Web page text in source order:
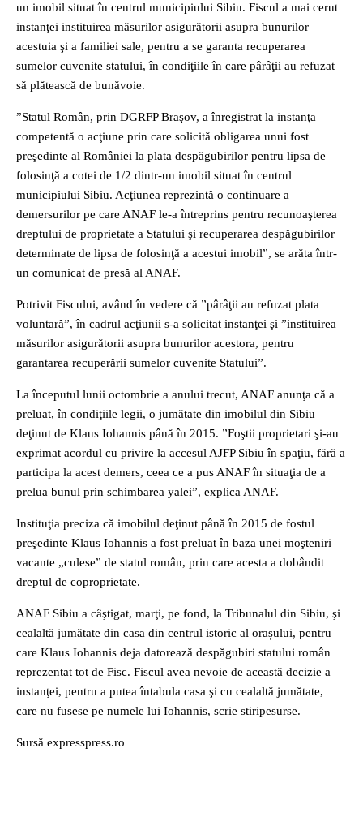
un imobil situat în centrul municipiului Sibiu. Fiscul a mai cerut
instanţei instituirea măsurilor asigurătorii asupra bunurilor
acestuia şi a familiei sale, pentru a se garanta recuperarea
sumelor cuvenite statului, în condiţiile în care pârâţii au refuzat
să plătească de bunăvoie.
”Statul Român, prin DGRFP Braşov, a înregistrat la instanţa
competentă o acţiune prin care solicită obligarea unui fost
preşedinte al României la plata despăgubirilor pentru lipsa de
folosinţă a cotei de 1/2 dintr-un imobil situat în centrul
municipiului Sibiu. Acţiunea reprezintă o continuare a
demersurilor pe care ANAF le-a întreprins pentru recunoaşterea
dreptului de proprietate a Statului şi recuperarea despăgubirilor
determinate de lipsa de folosinţă a acestui imobil”, se arăta într-
un comunicat de presă al ANAF.
Potrivit Fiscului, având în vedere că ”pârâţii au refuzat plata
voluntară”, în cadrul acţiunii s-a solicitat instanţei şi ”instituirea
măsurilor asigurătorii asupra bunurilor acestora, pentru
garantarea recuperării sumelor cuvenite Statului”.
La începutul lunii octombrie a anului trecut, ANAF anunţa că a
preluat, în condiţiile legii, o jumătate din imobilul din Sibiu
deţinut de Klaus Iohannis până în 2015. ”Foştii proprietari şi-au
exprimat acordul cu privire la accesul AJFP Sibiu în spaţiu, fără a
participa la acest demers, ceea ce a pus ANAF în situaţia de a
prelua bunul prin schimbarea yalei”, explica ANAF.
Instituţia preciza că imobilul deţinut până în 2015 de fostul
preşedinte Klaus Iohannis a fost preluat în baza unei moşteniri
vacante „culese” de statul român, prin care acesta a dobândit
dreptul de coproprietate.
ANAF Sibiu a câştigat, marţi, pe fond, la Tribunalul din Sibiu, şi
cealaltă jumătate din casa din centrul istoric al orașului, pentru
care Klaus Iohannis deja datorează despăgubiri statului român
reprezentat tot de Fisc. Fiscul avea nevoie de această decizie a
instanţei, pentru a putea întabula casa şi cu cealaltă jumătate,
care nu fusese pe numele lui Iohannis, scrie stiripesurse.
Sursă expresspress.ro